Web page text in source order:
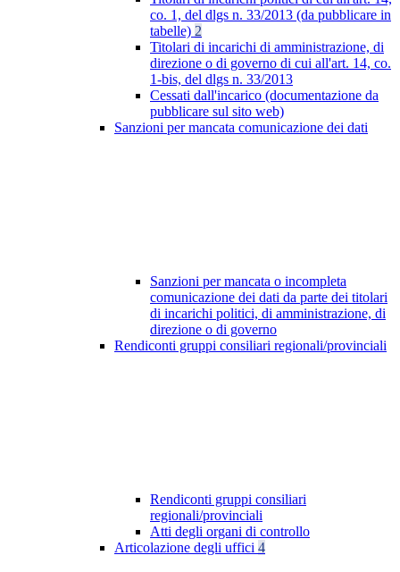
co. 1, del dlgs n. 33/2013 (da pubblicare in
tabelle) 2
Titolari di incarichi di amministrazione, di
direzione o di governo di cui all'art. 14, co.
1-bis, del dlgs n. 33/2013
Cessati dall'incarico (documentazione da
pubblicare sul sito web)
Sanzioni per mancata comunicazione dei dati
Sanzioni per mancata o incompleta
comunicazione dei dati da parte dei titolari
di incarichi politici, di amministrazione, di
direzione o di governo
Rendiconti gruppi consiliari regionali/provinciali
Rendiconti gruppi consiliari
regionali/provinciali
Atti degli organi di controllo
Articolazione degli uffici 4